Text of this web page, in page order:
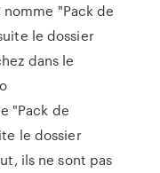
"Pack de
le dossier
dans le
"Pack de
le dossier
ils ne sont pas